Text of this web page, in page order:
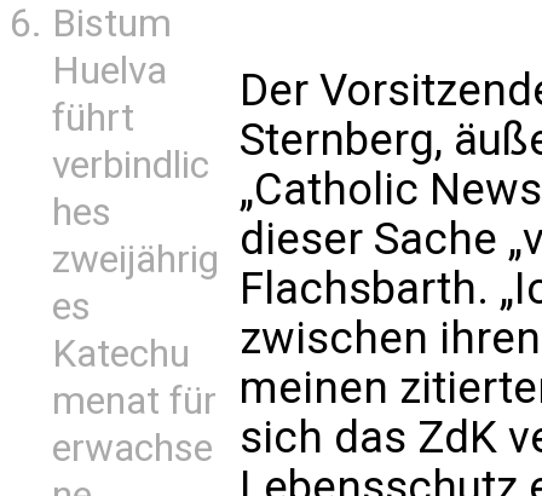
Bistum
Huelva
führt
verbindlic
hes
zweijährig
es
Katechu
menat für
erwachse
Der
Sternberg,
„Catholic
dieser Sache
Flachsbarth.
zwischen
meinen
sich das ZdK